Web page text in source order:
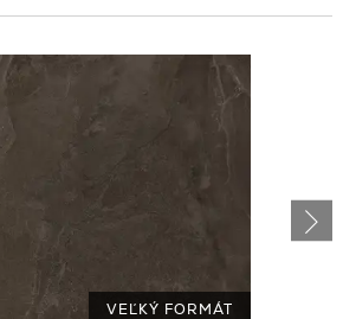
VEĽKÝ FORMÁT